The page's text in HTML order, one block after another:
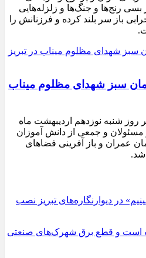
رنج‌ها و جنگ‌ها و زلزله‌هایی
باز سر بلند کرده و فرزنانش را
سبز شهدای مظلوم میناب
روز شنبه نوزدهم اردیبهشت ماه
از مسئولان و جمعی از دانش آموزان
عمران و باز آفرینی فضاهای
شد.
در دیوارنگاره‌های تبریز نصب
است و قطع برق شهرک‌های صنعتی